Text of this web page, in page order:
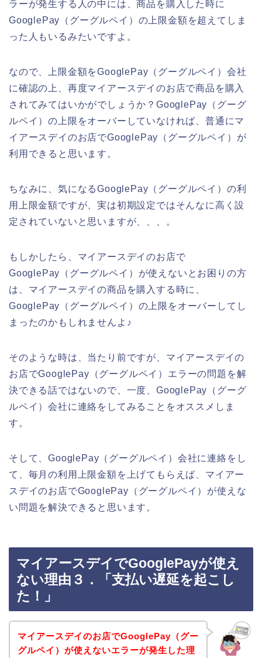
ラーが発生する人の中には、商品を購入した時に
GooglePay（グーグルペイ）の上限金額を超えてしま
った人もいるみたいですよ。
なので、上限金額をGooglePay（グーグルペイ）会社
に確認の上、再度マイアースデイのお店で商品を購入
されてみてはいかがでしょうか？GooglePay（グーグ
ルペイ）の上限をオーバーしていなければ、普通にマ
イアースデイのお店でGooglePay（グーグルペイ）が
利用できると思います。
ちなみに、気になるGooglePay（グーグルペイ）の利
用上限金額ですが、実は初期設定ではそんなに高く設
定されていないと思いますが、、、。
もしかしたら、マイアースデイのお店で
GooglePay（グーグルペイ）が使えないとお困りの方
は、マイアースデイの商品を購入する時に、
GooglePay（グーグルペイ）の上限をオーバーしてし
まったのかもしれませんよ♪
そのような時は、当たり前ですが、マイアースデイの
お店でGooglePay（グーグルペイ）エラーの問題を解
決できる話ではないので、一度、GooglePay（グーグ
ルペイ）会社に連絡をしてみることをオススメしま
す。
そして、GooglePay（グーグルペイ）会社に連絡をし
て、毎月の利用上限金額を上げてもらえば、マイアー
スデイのお店でGooglePay（グーグルペイ）が使えな
い問題を解決できると思います。
マイアースデイでGooglePayが使え
ない理由３．「支払い遅延を起こし
た！」
マイアースデイのお店でGooglePay（グー
グルペイ）が使えないエラーが発生した理